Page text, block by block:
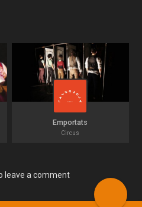
Emportats
Circus
leave a comment